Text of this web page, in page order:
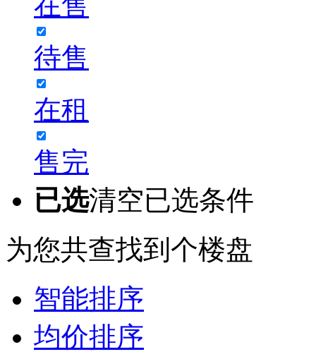
待售
在租
售完
已选清空已选条件
为您共查找到 个楼盘
智能排序
均价排序